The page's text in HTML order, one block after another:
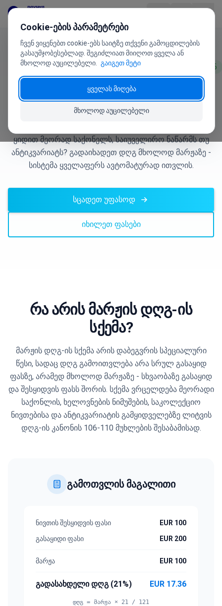
გადასვლა შინაარსზე
პროდუქტი
ინდუსტრიები
ფასები
ხ.დ.კ.
მომხმარებლის სახელმძღვანელო
ჩვენ შესახებ
+370 5 207 1558 გაქვთ შეკითხვები?
შესაბამისობაშია ლიტვის დღგ-ის კანონის მუხ. 106-110-თან
მარჟის დღგ-ის სქემა
Paysera POS-თან
ყიდით მეორად საქონელს, საიუველირო ნაწარმს თუ
ანტიკვარიატს? გადაიხადეთ დღგ მხოლოდ მარჟაზე -
სისტემა ყველაფერს ავტომატურად ითვლის.
სცადეთ უფასოდ
იხილეთ ფასები
რა არის მარჟის დღგ-ის
სქემა?
მარჟის დღგ-ის სქემა არის დაბეგვრის სპეციალური
წესი, სადაც დღგ გამოითვლება არა სრულ გასაყიდ
ფასზე, არამედ მხოლოდ მარჟაზე - სხვაობაზე გასაყიდ
და შესყიდვის ფასს შორის. სქემა ვრცელდება მეორადი
საქონლის, ხელოვნების ნიმუშების, საკოლექციო
ნივთებისა და ანტიკვარიატის გამყიდველებზე ლიტვის
დღგ-ის კანონის 106-110 მუხლების შესაბამისად.
გამოთვლის მაგალითი
ნივთის შესყიდვის ფასი
EUR 100
გასაყიდი ფასი
EUR 200
მარჟა EUR 100
გადასახდელი დღგ (21%) EUR 17.36
დღგ = მარჟა × 21 / 121
Cookie-ების პარამეტრები
ჩვენ ვიყენებთ cookie-ებს საიტზე თქვენი გამოცდილების
გასაუმჯობესებლად. შეგიძლიათ მიიღოთ ყველა ან
მხოლოდ აუცილებელი.
გაიგეთ მეტი
მხოლოდ აუცილებელი
ყველას მიღება